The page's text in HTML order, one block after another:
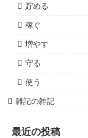
貯める
稼ぐ
増やす
守る
使う
雑記の雑記
最近の投稿